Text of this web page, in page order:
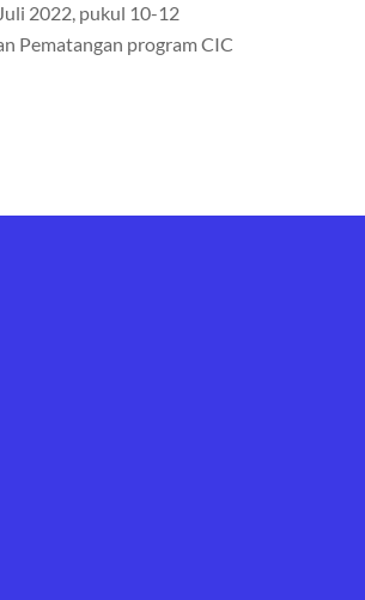
2022, pukul 10-12
Pematangan program CIC